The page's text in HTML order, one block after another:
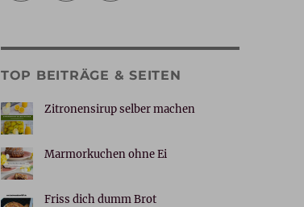
TOP BEITRÄGE & SEITEN
Zitronensirup selber machen
Marmorkuchen ohne Ei
Friss dich dumm Brot